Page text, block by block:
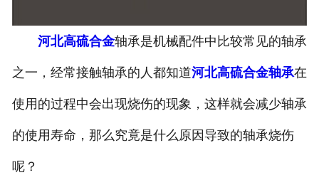
河北高硫合金轴承是机械配件中比较常见的轴承
之一，经常接触轴承的人都知道河北高硫合金轴承在
使用的过程中会出现烧伤的现象，这样就会减少轴承
的使用寿命，那么究竟是什么原因导致的轴承烧伤
呢？